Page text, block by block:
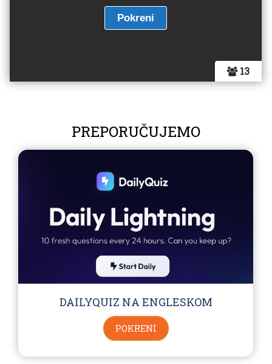
13
PREPORUČUJEMO
DAILYQUIZ NA ENGLESKOM
POKRENI